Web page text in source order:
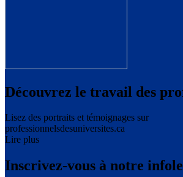
Découvrez le travail des
Lisez des portraits et témoignages sur
professionnelsdesuniversites.ca
Lire plus
Inscrivez-vous à notre